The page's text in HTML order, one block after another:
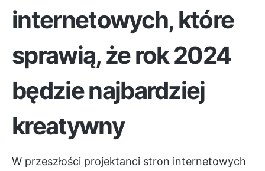
internetowych, które
sprawią, że rok 2024
będzie najbardziej
kreatywny
W przeszłości projektanci stron internetowych